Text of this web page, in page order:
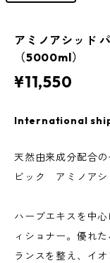
アミノアシッド
（5000ml）
¥11,550
International
天然由来成分配合
ビック アミノアシ
ハーブエキスを中
ィショナー。優れ
ランスを整え、イオ